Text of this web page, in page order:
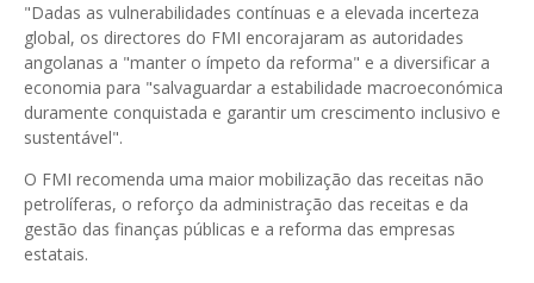
"Dadas as vulnerabilidades contínuas e a elevada incerteza
global, os directores do FMI encorajaram as autoridades
angolanas a "manter o ímpeto da reforma" e a diversificar a
economia para "salvaguardar a estabilidade macroeconómica
duramente conquistada e garantir um crescimento inclusivo e
sustentável".
O FMI recomenda uma maior mobilização das receitas não
petrolíferas, o reforço da administração das receitas e da
gestão das finanças públicas e a reforma das empresas
estatais.